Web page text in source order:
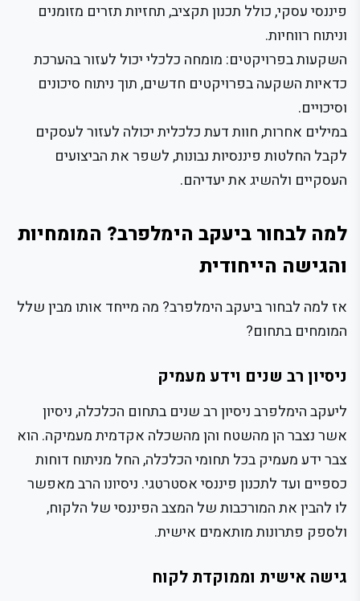
פיננסי עסקי, כולל תכנון תקציב, תחזיות תזרים מזומנים
וניתוח רווחיות.
השקעות בפרויקטים: מומחה כלכלי יכול לעזור בהערכת
כדאיות השקעה בפרויקטים חדשים, תוך ניתוח סיכונים
וסיכויים.
במילים אחרות, חוות דעת כלכלית יכולה לעזור לעסקים
לקבל החלטות פיננסיות נבונות, לשפר את הביצועים
העסקיים ולהשיג את יעדיהם.
למה לבחור ביעקב הימלפרב? המומחיות
והגישה הייחודית
אז למה לבחור ביעקב הימלפרב? מה מייחד אותו מבין שלל
המומחים בתחום?
ניסיון רב שנים וידע מעמיק
ליעקב הימלפרב ניסיון רב שנים בתחום הכלכלה, ניסיון
אשר נצבר הן מהשטח והן מהשכלה אקדמית מעמיקה. הוא
צבר ידע מעמיק בכל תחומי הכלכלה, החל מניתוח דוחות
כספיים ועד לתכנון פיננסי אסטרטגי. ניסיונו הרב מאפשר
לו להבין את המורכבות של המצב הפיננסי של הלקוח,
ולספק פתרונות מותאמים אישית.
גישה אישית וממוקדת לקוח